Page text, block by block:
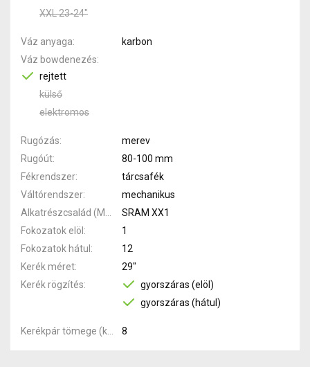
XXL 23-24"
Váz anyaga
karbon
Váz bowdenezés
rejtett
külső
elektromos
Rugózás
merev
Rugóút
80-100 mm
Fékrendszer
tárcsafék
Váltórendszer
mechanikus
SRAM XX1
Fokozatok elöl
1
Fokozatok hátul
12
Kerék méret
29"
Kerék rögzítés
gyorszáras (elöl)
gyorszáras (hátul)
8